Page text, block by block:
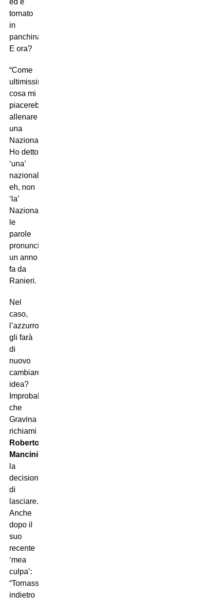
ed è
tornato
in
panchina.
E ora?
“Come
ultimissima
cosa mi
piacerebbe
allenare
una
Nazionale.
Ho detto
‘una’
nazionale,
eh, non
‘la’
Nazionale”,
le
parole
pronunciate
un anno
fa da
Ranieri.
Nel
caso,
l’azzurro
gli farà
di
nuovo
cambiare
idea?
Improbabile
che
Gravina
richiami
Roberto
Mancinidopo
la
decisione
di
lasciare.
Anche
dopo il
suo
recente
‘mea
culpa’:
“Tornassi
indietro